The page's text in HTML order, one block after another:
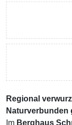
Regional
Naturverbunden
Im Berghaus